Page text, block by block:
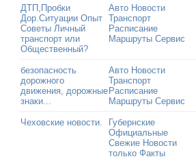
ДТП,Пробки
Дор.Ситуации Опыт
Советы Личный
транспорт или
Общественный?
Авто Новости
Транспорт
Расписание
Маршруты Сервис
безопасность
дорожного
движения, дорожные
знаки...
Авто Новости
Транспорт
Расписание
Маршруты Сервис
Чеховские новости.
Губернские
Официальные
Свежие Новости
только Факты